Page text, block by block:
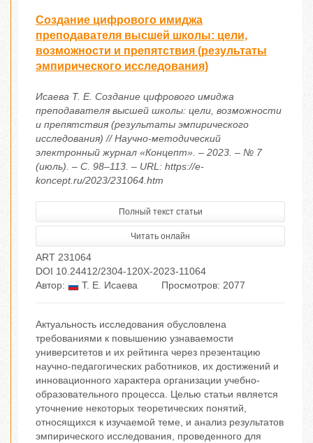
Создание цифрового имиджа
преподавателя высшей школы: цели,
возможности и препятствия (результаты
эмпирического исследования)
Исаева Т. Е. Создание цифрового имиджа
преподавателя высшей школы: цели, возможности
и препятствия (результаты эмпирического
исследования) // Научно-методический
электронный журнал «Концепт». – 2023. – № 7
(июль). – С. 98–113. – URL: https://e-
koncept.ru/2023/231064.htm
Полный текст статьи
Читать онлайн
ART 231064
DOI 10.24412/2304-120X-2023-11064
Автор:
Т. Е. Исаева Просмотров: 2077
Актуальность исследования обусловлена
требованиями к повышению узнаваемости
университетов и их рейтинга через презентацию
научно-педагогических работников, их достижений и
инновационного характера организации учебно-
образовательного процесса. Целью статьи является
уточнение некоторых теоретических понятий,
относящихся к изучаемой теме, и анализ результатов
эмпирического исследования, проведенного для